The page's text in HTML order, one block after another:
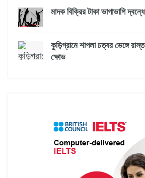
মাদক বিক্রির টাকা ভাগাভাগি
কুড়িগ্রামে শাপলা চত্বর ভেঙ্গে
ক্ষোভ